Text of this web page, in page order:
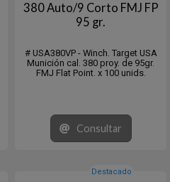
380 Auto/9 Corto FMJ FP
95 gr.
# USA380VP - Winch. Target USA
Munición cal. 380 proy. de 95gr.
FMJ Flat Point. x 100 unids.
Consultar
Destacado